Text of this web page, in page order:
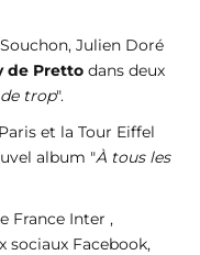
Julien Doré
de Pretto dans deux
trop".
et la Tour Eiffel
album "À tous les
France Inter ,
sociaux Facebook,